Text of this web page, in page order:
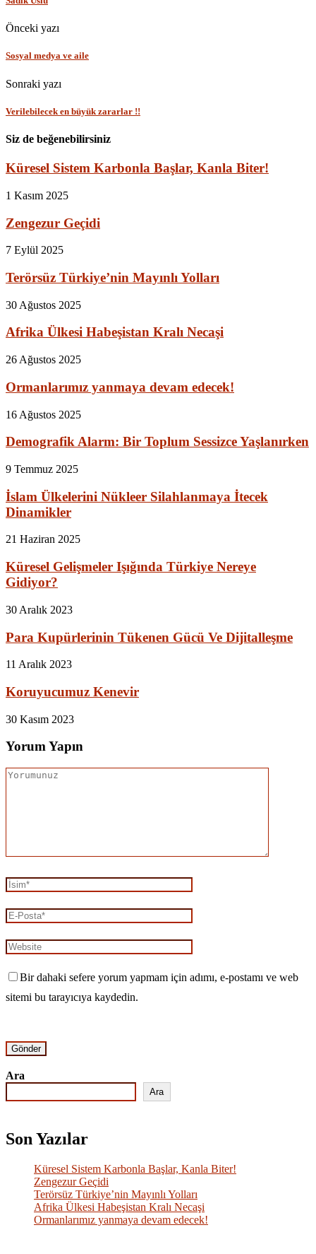
Önceki yazı
Sosyal medya ve aile
Sonraki yazı
Verilebilecek en büyük zararlar !!
Siz de beğenebilirsiniz
Küresel Sistem Karbonla Başlar, Kanla Biter!
1 Kasım 2025
Zengezur Geçidi
7 Eylül 2025
Terörsüz Türkiye’nin Mayınlı Yolları
30 Ağustos 2025
Afrika Ülkesi Habeşistan Kralı Necaşi
26 Ağustos 2025
Ormanlarımız yanmaya devam edecek!
16 Ağustos 2025
Demografik Alarm: Bir Toplum Sessizce Yaşlanırken
9 Temmuz 2025
İslam Ülkelerini Nükleer Silahlanmaya İtecek
Dinamikler
21 Haziran 2025
Küresel Gelişmeler Işığında Türkiye Nereye
Gidiyor?
30 Aralık 2023
Para Kupürlerinin Tükenen Gücü Ve Dijitalleşme
11 Aralık 2023
Koruyucumuz Kenevir
30 Kasım 2023
Yorum Yapın
Bir dahaki sefere yorum yapmam için adımı, e-postamı ve web
sitemi bu tarayıcıya kaydedin.
Ara
Ara
Son Yazılar
Küresel Sistem Karbonla Başlar, Kanla Biter!
Zengezur Geçidi
Terörsüz Türkiye’nin Mayınlı Yolları
Afrika Ülkesi Habeşistan Kralı Necaşi
Ormanlarımız yanmaya devam edecek!